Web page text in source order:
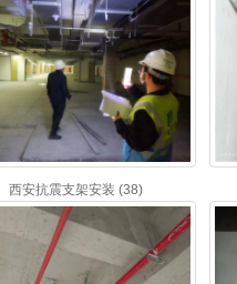
西安抗震支架安装 (38)